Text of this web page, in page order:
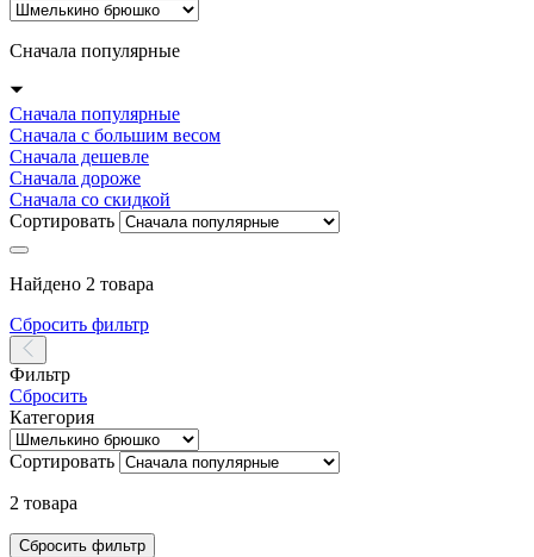
Сначала популярные
Сначала популярные
Сначала с большим весом
Сначала дешевле
Сначала дороже
Сначала со скидкой
Сортировать
Найдено 2 товара
Сбросить фильтр
Фильтр
Сбросить
Категория
Сортировать
2 товара